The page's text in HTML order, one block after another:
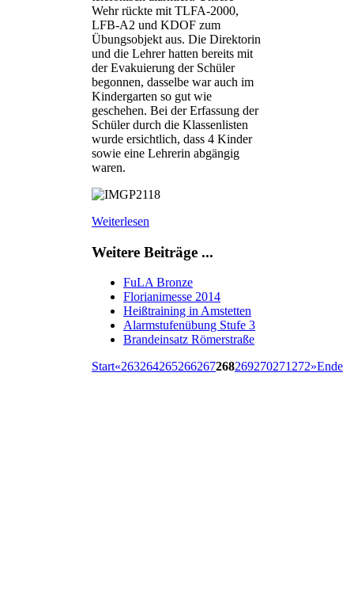
Wehr rückte mit TLFA-2000,
LFB-A2 und KDOF zum
Übungsobjekt aus. Die Direktorin
und die Lehrer hatten bereits mit
der Evakuierung der Schüler
begonnen, dasselbe war auch im
Kindergarten so gut wie
geschehen. Bei der Erfassung der
Schüler durch die Klassenlisten
wurde ersichtlich, dass 4 Kinder
sowie eine Lehrerin abgängig
waren.
Weiterlesen
Weitere Beiträge ...
FuLA Bronze
Florianimesse 2014
Heißtraining in Amstetten
Alarmstufenübung Stufe 3
Brandeinsatz Römerstraße
Start«263264265266267268269270271 272»Ende